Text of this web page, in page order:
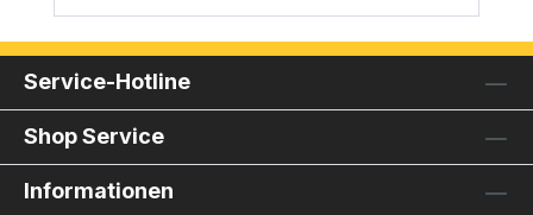
Service-Hotline
Shop Service
Informationen